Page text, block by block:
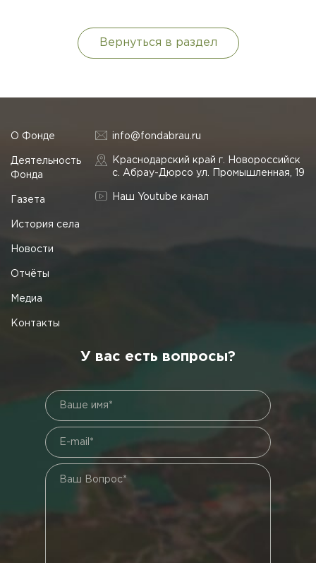
Вернуться в раздел
О Фонде
Деятельность
Фонда
Газета
История села
Новости
Отчёты
Медиа
Контакты
info@fondabrau.ru
Краснодарский край г. Новороссийск
с. Абрау-Дюрсо ул. Промышленная, 19
Наш Youtube канал
У вас есть вопросы?
Ваше имя*
E-mail*
Ваш Вопрос*